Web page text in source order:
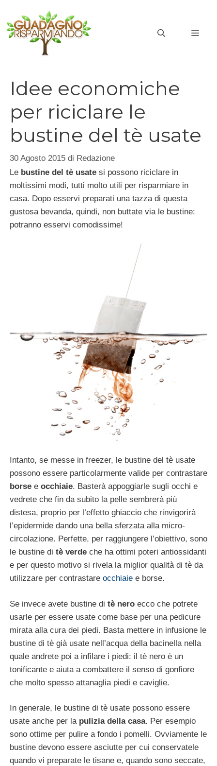
contenuto
Idee economiche
per riciclare le
bustine del tè usate
30 Agosto 2015 di Redazione
Le bustine del tè usate si possono riciclare in
moltissimi modi, tutti molto utili per risparmiare in
casa. Dopo esservi preparati una tazza di questa
gustosa bevanda, quindi, non buttate via le bustine:
potranno esservi comodissime!
Intanto, se messe in freezer, le bustine del tè usate
possono essere particolarmente valide per contrastare
borse e occhiaie. Basterà appoggiarle sugli occhi e
vedrete che fin da subito la pelle sembrerà più
distesa, proprio per l’effetto ghiaccio che rinvigorirà
l’epidermide dando una bella sferzata alla micro-
circolazione. Perfette, per raggiungere l’obiettivo, sono
le bustine di tè verde che ha ottimi poteri antiossidanti
e per questo motivo si rivela la miglior qualità di tè da
utilizzare per contrastare occhiaie e borse.
Se invece avete bustine di tè nero ecco che potrete
usarle per essere usate come base per una pedicure
mirata alla cura dei piedi. Basta mettere in infusione le
bustine di tè già usate nell’acqua della bacinella nella
quale andrete poi a infilare i piedi: il tè nero è un
tonificante e aiuta a combattere il senso di gonfiore
che molto spesso attanaglia piedi e caviglie.
In generale, le bustine di tè usate possono essere
usate anche per lapulizia della casa. Per esempio
sono ottime per pulire a fondo i pomelli. Ovviamente le
bustine devono essere asciutte per cui conservatele
quando vi preparate le tisane e, quando sono seccate,